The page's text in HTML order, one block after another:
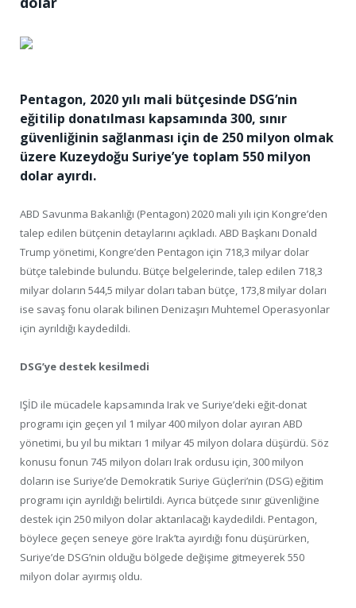
Pentagon, 2020 yılı mali bütçesinde DSG’nin
eğitilip donatılması kapsamında 300, sınır
güvenliğinin sağlanması için de 250 milyon olmak
üzere Kuzeydoğu Suriye’ye toplam 550 milyon
dolar ayırdı.
ABD Savunma Bakanlığı (Pentagon) 2020 mali yılı için Kongre’den
talep edilen bütçenin detaylarını açıkladı. ABD Başkanı Donald
Trump yönetimi, Kongre’den Pentagon için 718,3 milyar dolar
bütçe talebinde bulundu. Bütçe belgelerinde, talep edilen 718,3
milyar doların 544,5 milyar doları taban bütçe, 173,8 milyar doları
ise savaş fonu olarak bilinen Denizaşırı Muhtemel Operasyonlar
için ayrıldığı kaydedildi.
DSG’ye destek kesilmedi
IŞİD ile mücadele kapsamında Irak ve Suriye’deki eğit-donat
programı için geçen yıl 1 milyar 400 milyon dolar ayıran ABD
yönetimi, bu yıl bu miktarı 1 milyar 45 milyon dolara düşürdü. Söz
konusu fonun 745 milyon doları Irak ordusu için, 300 milyon
doların ise Suriye’de Demokratik Suriye Güçleri’nin (DSG) eğitim
programı için ayrıldığı belirtildi. Ayrıca bütçede sınır güvenliğine
destek için 250 milyon dolar aktarılacağı kaydedildi. Pentagon,
böylece geçen seneye göre Irak’ta ayırdığı fonu düşürürken,
Suriye’de DSG’nin olduğu bölgede değişime gitmeyerek 550
milyon dolar ayırmış oldu.